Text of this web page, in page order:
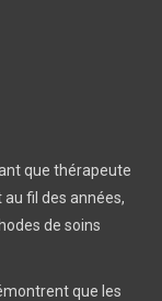
que thérapeute
fil des années,
de soins
que les